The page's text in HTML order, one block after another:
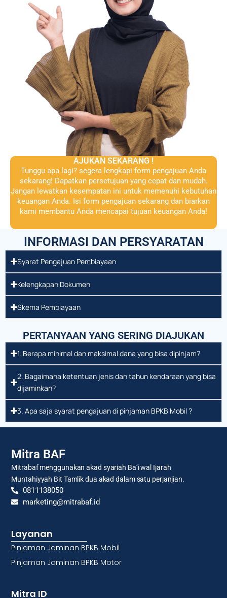
AJUKAN SEKARANG !
Tunggu apa lagi? segera lengkapi form pengajuan Anda
sekarang! Dapatkan persetujuan yang cepat dan mudah.
Jangan lewatkan kesempatan ini untuk memenuhi kebutuhan
keuangan Anda. Isi form pengajuan sekarang dan biarkan
kami membantu Anda mencapai tujuan keuangan Anda!
INFORMASI DAN PERSYARATAN
Syarat Pengajuan Pembiayaan
Kelengkapan Dokumen
Skema Pembiayaan
PERTANYAAN YANG SERING DIAJUKAN
1. Berapa minimal dan maksimal dana yang bisa dipinjam?
2. Bagaimana ketentuan jenis dan tahun kendaraan yang bisa
dijaminkan?
3. Apa saja syarat pengajuan di pinjaman BPKB Mobil ?
Mitra BAF
Mitrabaf menggunakan akad syariah Ba’i wal Ijarah
Muntahiyyah Bit Tamlik dua akad dalam satu perjanjian.
0811138050
marketing@mitrabaf.id
Layanan
Pinjaman Jaminan BPKB Mobil
Pinjaman Jaminan BPKB Motor
Mitra ID